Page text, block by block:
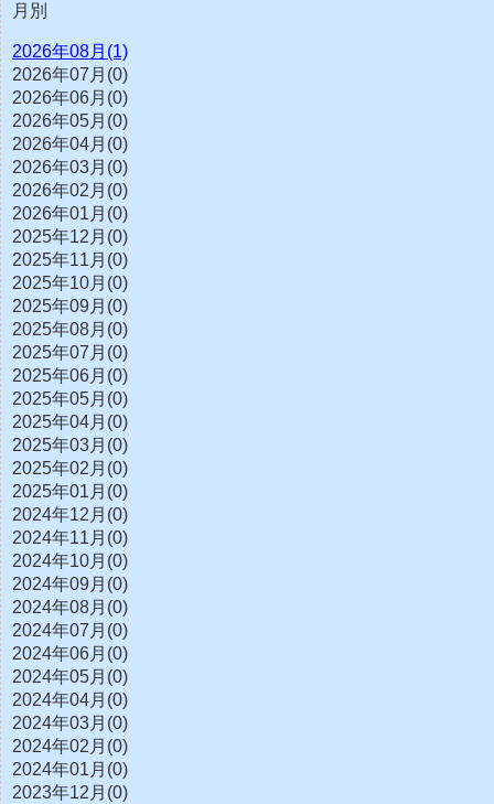
月別
2026年08月(1)
2026年07月(0)
2026年06月(0)
2026年05月(0)
2026年04月(0)
2026年03月(0)
2026年02月(0)
2026年01月(0)
2025年12月(0)
2025年11月(0)
2025年10月(0)
2025年09月(0)
2025年08月(0)
2025年07月(0)
2025年06月(0)
2025年05月(0)
2025年04月(0)
2025年03月(0)
2025年02月(0)
2025年01月(0)
2024年12月(0)
2024年11月(0)
2024年10月(0)
2024年09月(0)
2024年08月(0)
2024年07月(0)
2024年06月(0)
2024年05月(0)
2024年04月(0)
2024年03月(0)
2024年02月(0)
2024年01月(0)
2023年12月(0)